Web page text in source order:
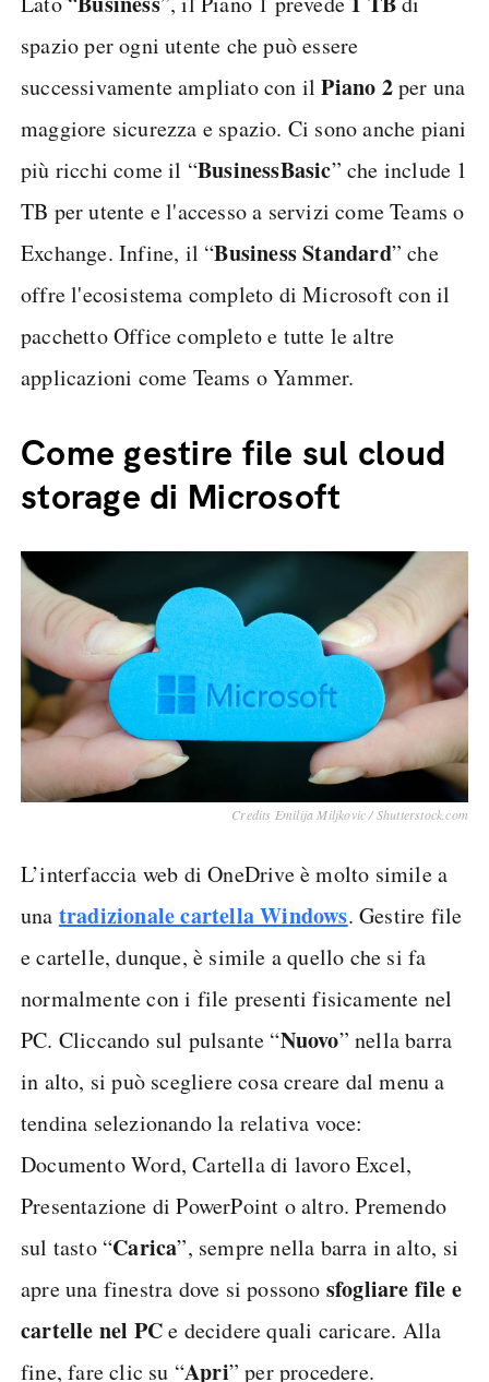
spazio per ogni utente che può essere
successivamente ampliato con il Piano 2per una
maggiore sicurezza e spazio. Ci sono anche piani
più ricchi come il “BusinessBasic” che include 1
TB per utente e l'accesso a servizi come Teams o
Exchange. Infine, il “Business Standard” che
offre l'ecosistema completo di Microsoft con il
pacchetto Office completo e tutte le altre
applicazioni come Teams o Yammer.
Come gestire file sul cloud
storage di Microsoft
Credits Emilija Miljkovic / Shutterstock.com
L’interfaccia web di OneDrive è molto simile a
una tradizionale cartella Windows. Gestire file
e cartelle, dunque, è simile a quello che si fa
normalmente con i file presenti fisicamente nel
PC. Cliccando sul pulsante “Nuovo” nella barra
in alto, si può scegliere cosa creare dal menu a
tendina selezionando la relativa voce:
Documento Word, Cartella di lavoro Excel,
Presentazione di PowerPoint o altro. Premendo
sul tasto “Carica”, sempre nella barra in alto, si
apre una finestra dove si possono sfogliare file e
cartelle nel PCe decidere quali caricare. Alla
fine, fare clic su “Apri” per procedere.